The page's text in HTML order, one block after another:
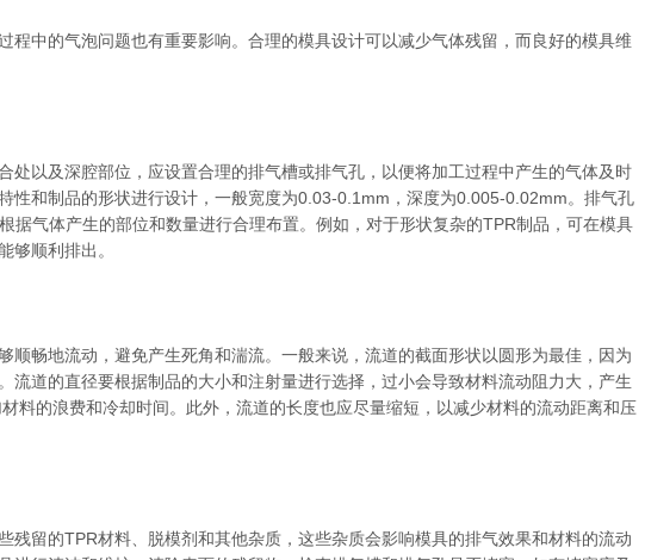
中的气泡问题也有重要影响。合理的模具设计可以减少气体残留，而良好的模具维
以及深腔部位，应设置合理的排气槽或排气孔，以便将加工过程中产生的气体及时
性和制品的形状进行设计，一般宽度为0.03-0.1mm，深度为0.005-0.02mm。排气孔
据气体产生的部位和数量进行合理布置。例如，对于形状复杂的TPR制品，可在模具
够顺利排出。
畅地流动，避免产生死角和湍流。一般来说，流道的截面形状以圆形为最佳，因为
流道的直径要根据制品的大小和注射量进行选择，过小会导致材料流动阻力大，产生
料的浪费和冷却时间。此外，流道的长度也应尽量缩短，以减少材料的流动距离和压
留的TPR材料、脱模剂和其他杂质，这些杂质会影响模具的排气效果和材料的流动